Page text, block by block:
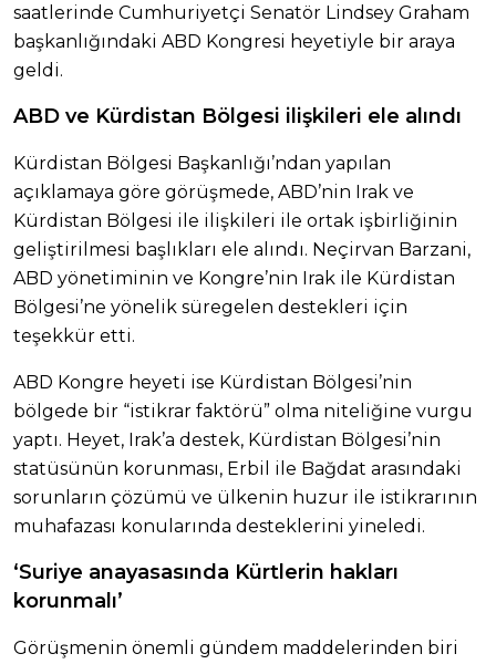
saatlerinde Cumhuriyetçi Senatör Lindsey Graham
başkanlığındaki ABD Kongresi heyetiyle bir araya
geldi.
ABD ve Kürdistan Bölgesi ilişkileri ele alındı
Kürdistan Bölgesi Başkanlığı’ndan yapılan
açıklamaya göre görüşmede, ABD’nin Irak ve
Kürdistan Bölgesi ile ilişkileri ile ortak işbirliğinin
geliştirilmesi başlıkları ele alındı. Neçirvan Barzani,
ABD yönetiminin ve Kongre’nin Irak ile Kürdistan
Bölgesi’ne yönelik süregelen destekleri için
teşekkür etti.
ABD Kongre heyeti ise Kürdistan Bölgesi’nin
bölgede bir “istikrar faktörü” olma niteliğine vurgu
yaptı. Heyet, Irak’a destek, Kürdistan Bölgesi’nin
statüsünün korunması, Erbil ile Bağdat arasındaki
sorunların çözümü ve ülkenin huzur ile istikrarının
muhafazası konularında desteklerini yineledi.
‘Suriye anayasasında Kürtlerin hakları
korunmalı’
Görüşmenin önemli gündem maddelerinden biri